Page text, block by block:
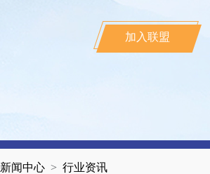
加入联盟
新闻中心 行业资讯